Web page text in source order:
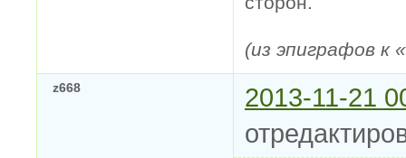
(из эпиграфов к
z668
2013-11-21